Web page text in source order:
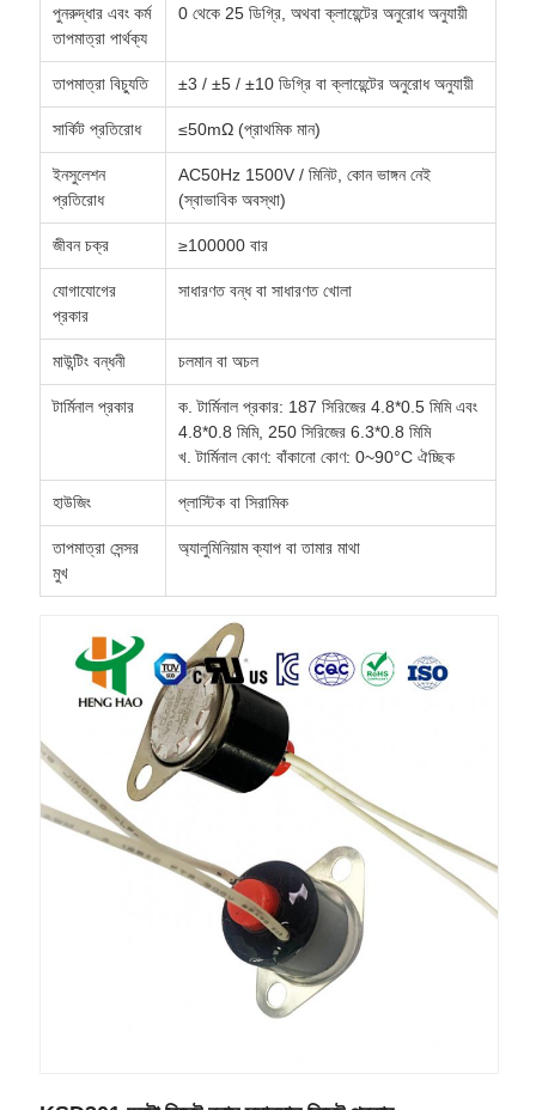
পুনরুদ্ধার এবং কর্ম
তাপমাত্রা পার্থক্য
0 থেকে 25 ডিগ্রি, অথবা ক্লায়েন্টের অনুরোধ অনুযায়ী
তাপমাত্রা বিচ্যুতি ±3 / ±5 / ±10 ডিগ্রি বা ক্লায়েন্টের অনুরোধ অনুযায়ী
সার্কিট প্রতিরোধ ≤50mΩ (প্রাথমিক মান)
ইনসুলেশন
প্রতিরোধ
AC50Hz 1500V / মিনিট, কোন ভাঙ্গন নেই
(স্বাভাবিক অবস্থা)
জীবন চক্র ≥100000 বার
যোগাযোগের
প্রকার
সাধারণত বন্ধ বা সাধারণত খোলা
মাউন্টিং বন্ধনী চলমান বা অচল
টার্মিনাল প্রকার
ক. টার্মিনাল প্রকার: 187 সিরিজের 4.8*0.5 মিমি এবং
4.8*0.8 মিমি, 250 সিরিজের 6.3*0.8 মিমি
খ. টার্মিনাল কোণ: বাঁকানো কোণ: 0~90°C ঐচ্ছিক
হাউজিং প্লাস্টিক বা সিরামিক
তাপমাত্রা সেন্সর
মুখ
অ্যালুমিনিয়াম ক্যাপ বা তামার মাথা